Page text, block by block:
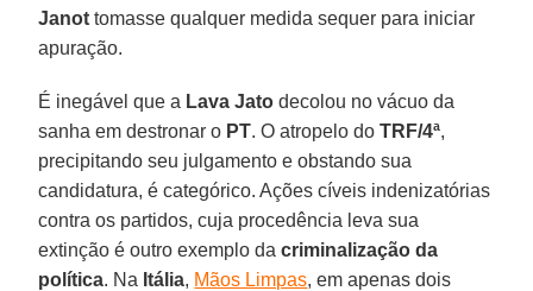
Janot tomasse qualquer medida sequer para iniciar
apuração.
É inegável que a Lava Jato decolou no vácuo da
sanha em destronar o PT. O atropelo doTRF/4ª,
precipitando seu julgamento e obstando sua
candidatura, é categórico. Ações cíveis indenizatórias
contra os partidos, cuja procedência leva sua
extinção é outro exemplo dacriminalização da
política. Na Itália, Mãos Limpas, em apenas dois